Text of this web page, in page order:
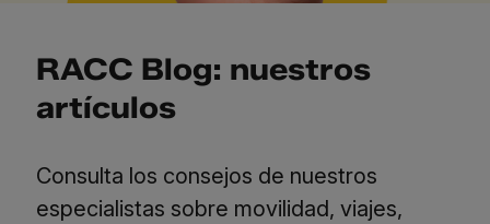
RACC Blog: nuestros
artículos
Consulta los consejos de nuestros
especialistas sobre movilidad, viajes,